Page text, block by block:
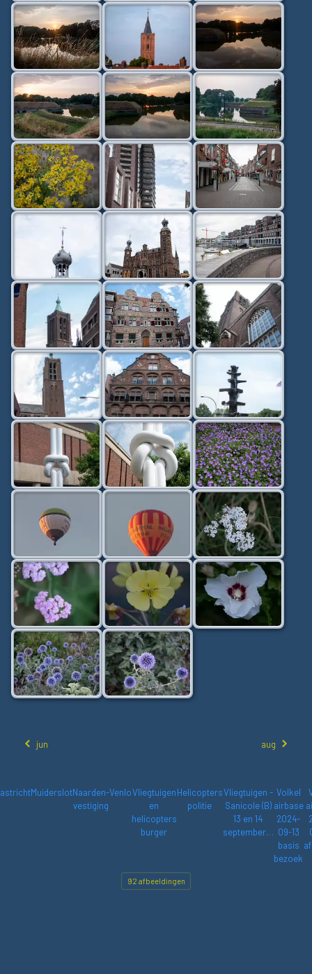
jun aug
MuiderslotNaarden-
vestiging
VenloVliegtuigen
en
helicopters
burger
Helicopters
politie
Vliegtuigen -
Sanicole (B)
13 en 14
september…
Volkel
airbase
2024-
09-13
basis
bezoek
92 afbeeldingen